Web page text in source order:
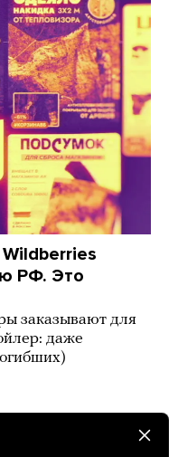
РФ. Это
заказывают для
даже